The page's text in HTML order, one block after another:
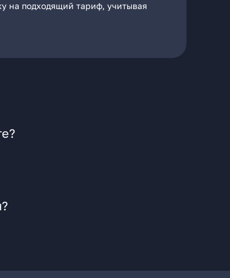
на подходящий тариф, учитывая